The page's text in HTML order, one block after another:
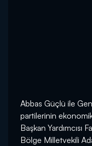
Abbas Güçlü ile
partilerinin ekonomik
Başkan Yardımcısı
Bölge Milletvekili